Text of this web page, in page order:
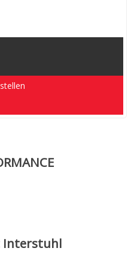
Interstuhl